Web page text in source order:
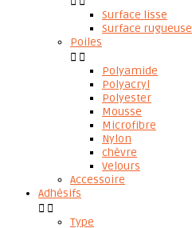
Surface lisse
Surface rugueuse
Poiles
 
Polyamide
Polyacryl
Polyester
Mousse
Microfibre
Nylon
chèvre
Velours
Accessoire
Adhésifs
 
Type